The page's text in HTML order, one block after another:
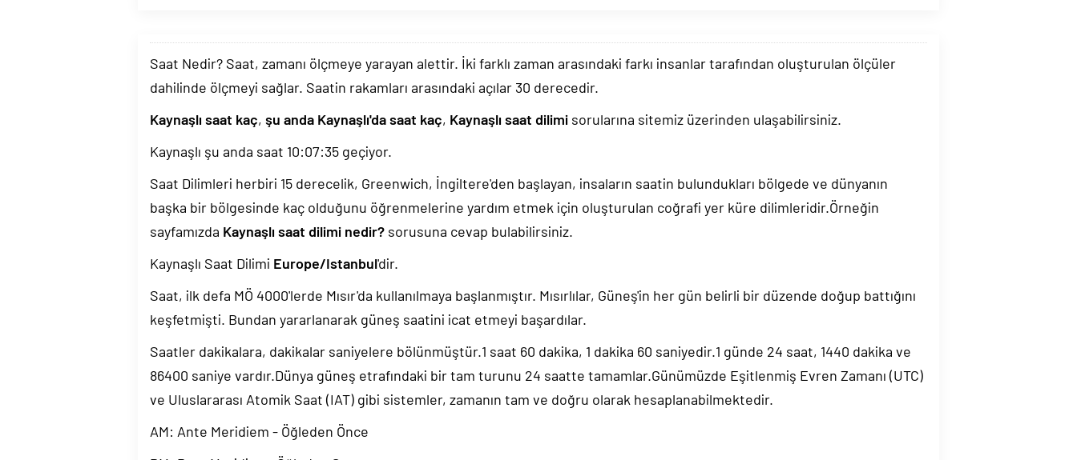
Saat Nedir? Saat, zamanı ölçmeye yarayan alettir. İki farklı zaman arasındaki farkı insanlar tarafından oluşturulan ölçüler
dahilinde ölçmeyi sağlar. Saatin rakamları arasındaki açılar 30 derecedir.
Kaynaşlı saat kaç, şu anda Kaynaşlı'da saat kaç, Kaynaşlı saat dilimi sorularına sitemiz üzerinden ulaşabilirsiniz.
Kaynaşlı şu anda saat 10:07:36 geçiyor.
Saat Dilimleri herbiri 15 derecelik, Greenwich, İngiltere'den başlayan, insaların saatin bulundukları bölgede ve dünyanın
başka bir bölgesinde kaç olduğunu öğrenmelerine yardım etmek için oluşturulan coğrafi yer küre dilimleridir.Örneğin
sayfamızda Kaynaşlı saat dilimi nedir? sorusuna cevap bulabilirsiniz.
Kaynaşlı Saat Dilimi Europe/Istanbul'dir.
Saat, ilk defa MÖ 4000'lerde Mısır'da kullanılmaya başlanmıştır. Mısırlılar, Güneş'in her gün belirli bir düzende doğup battığını
keşfetmişti. Bundan yararlanarak güneş saatini icat etmeyi başardılar.
Saatler dakikalara, dakikalar saniyelere bölünmüştür.1 saat 60 dakika, 1 dakika 60 saniyedir.1 günde 24 saat, 1440 dakika ve
86400 saniye vardır.Dünya güneş etrafındaki bir tam turunu 24 saatte tamamlar.Günümüzde Eşitlenmiş Evren Zamanı (UTC)
ve Uluslararası Atomik Saat (IAT) gibi sistemler, zamanın tam ve doğru olarak hesaplanabilmektedir.
AM: Ante Meridiem - Öğleden Önce